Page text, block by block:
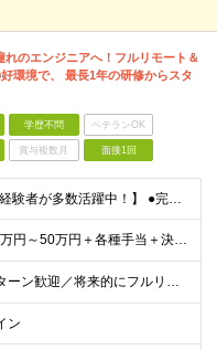
れのエンジニアへ！フルリモート＆
環境で、 最長1年の研修からスタ
学歴不問 ベテランOK
賞与複数月 面接1回
【20代・30代の未経験者が多数活躍中！】 ●完全未経験、第二新卒、既卒、フリーターの方大歓迎！ ●学歴・職歴・転職回数・ブランク一切不問 ※34歳までの方（若年層の長期キャリア形成を図るため） ★
【首都圏】 月給23万円～50万円＋各種手当＋決算賞与 【大阪】 月給22万円～50万円＋各種手当＋決算賞与 【愛知】 月給21.5万円～50万円＋各種手当＋決算賞与 【福岡・宮城】 月給20万
【転勤なし／U・Iターン歓迎／将来的にフルリモートOK】 本社（新宿区）、大阪支店、名古屋支店または東京都・神奈川県・千葉県・埼玉県・愛知県・大阪府・福岡県をはじめ、全国のプロジェクト先 ※ご希望を
ン